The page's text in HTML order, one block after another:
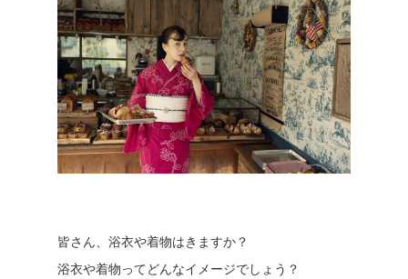
皆さん、浴衣や着物はきますか？
浴衣や着物ってどんなイメージでしょう？